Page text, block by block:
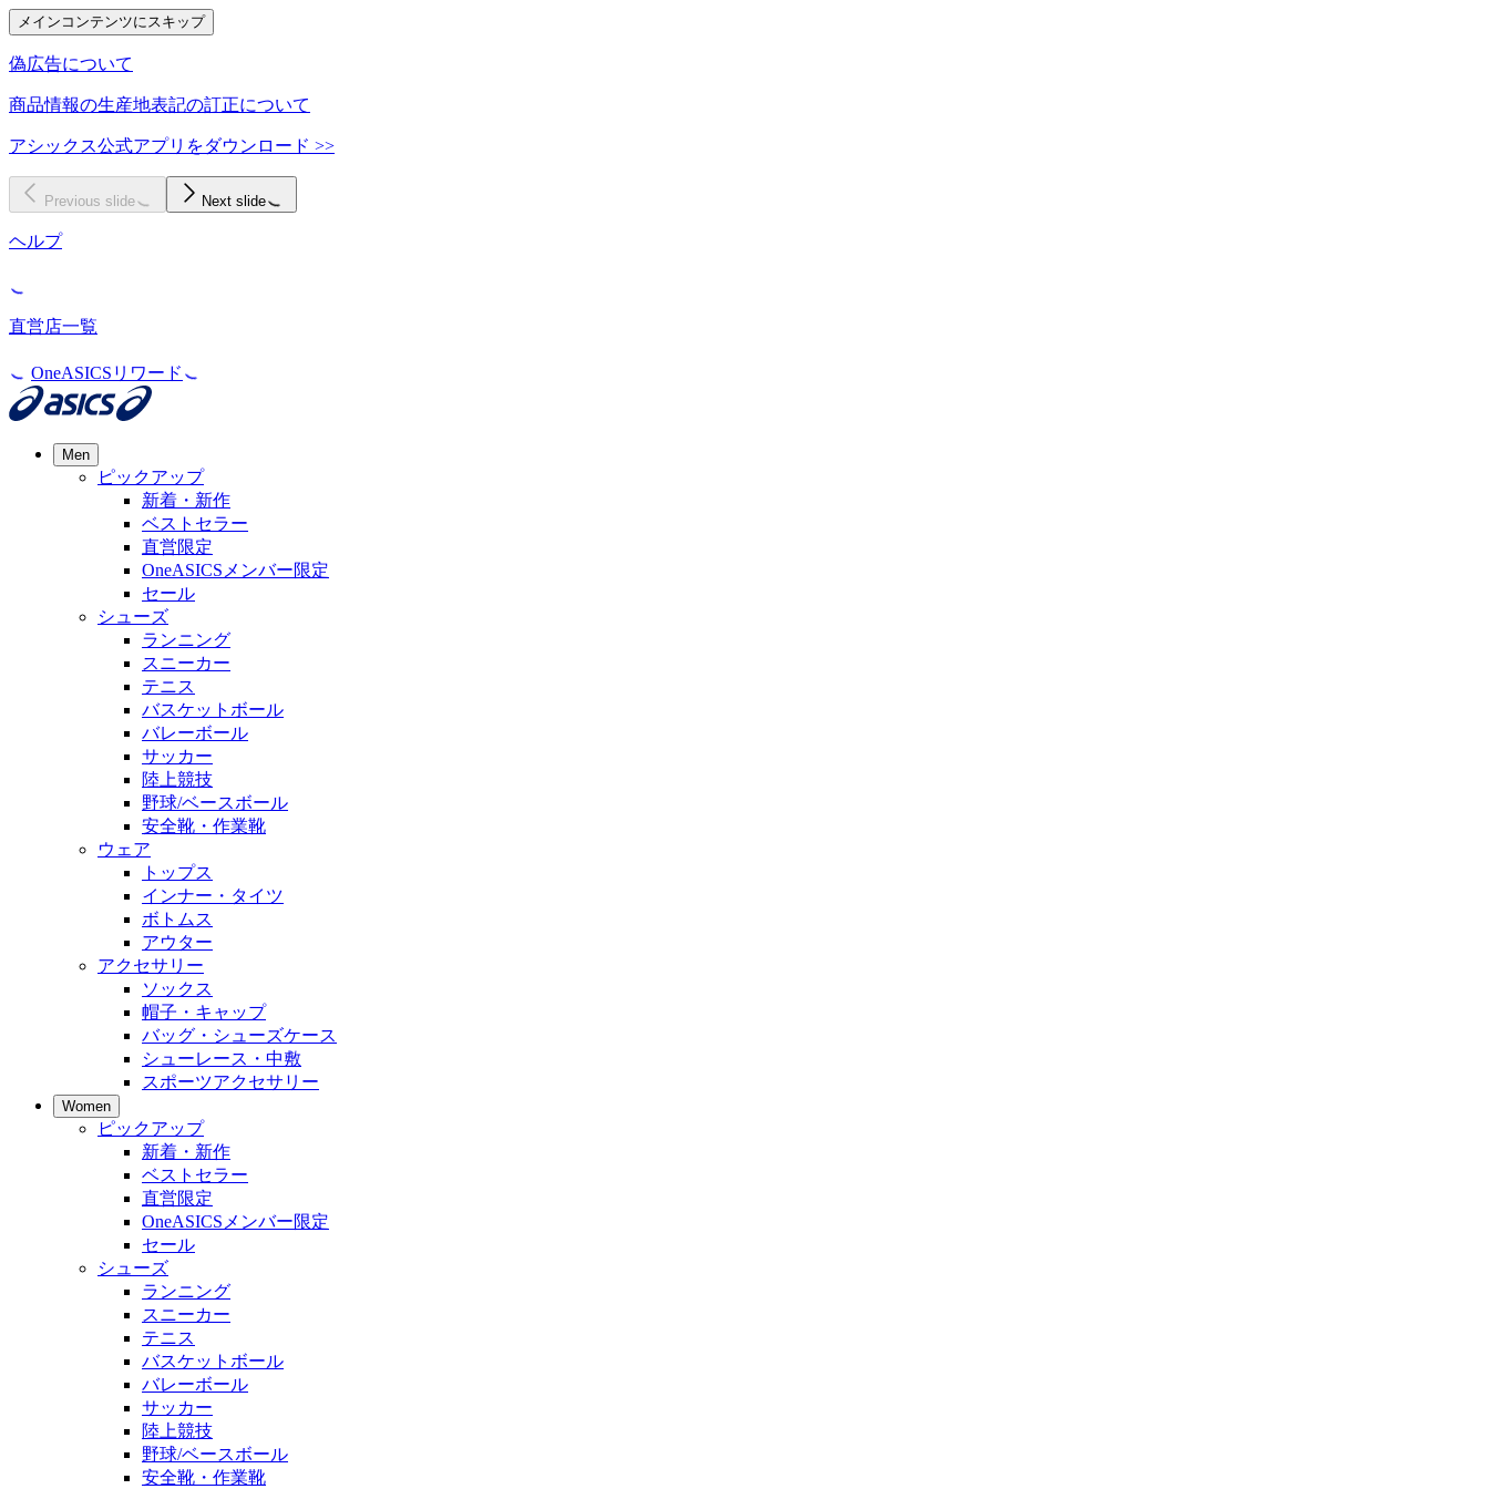
メインコンテンツにスキップ
偽広告について
商品情報の生産地表記の訂正について
アシックス公式アプリをダウンロード >>
Previous slide Next slide
ヘルプ
直営店一覧
OneASICSリワード
Men
ピックアップ
新着・新作
ベストセラー
直営限定
OneASICSメンバー限定
セール
シューズ
ランニング
スニーカー
テニス
バスケットボール
バレーボール
サッカー
陸上競技
野球/ベースボール
安全靴・作業靴
ウェア
トップス
インナー・タイツ
ボトムス
アウター
アクセサリー
ソックス
帽子・キャップ
バッグ・シューズケース
シューレース・中敷
スポーツアクセサリー
Women
ピックアップ
新着・新作
ベストセラー
直営限定
OneASICSメンバー限定
セール
シューズ
ランニング
スニーカー
テニス
バスケットボール
バレーボール
サッカー
陸上競技
野球/ベースボール
安全靴・作業靴